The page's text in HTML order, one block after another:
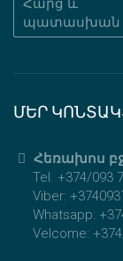
Հարց և
պատասխան
ՄԵՐ
Հեռախոս
Tel. +374/093
Viber:
Whatsapp:
Velcome: